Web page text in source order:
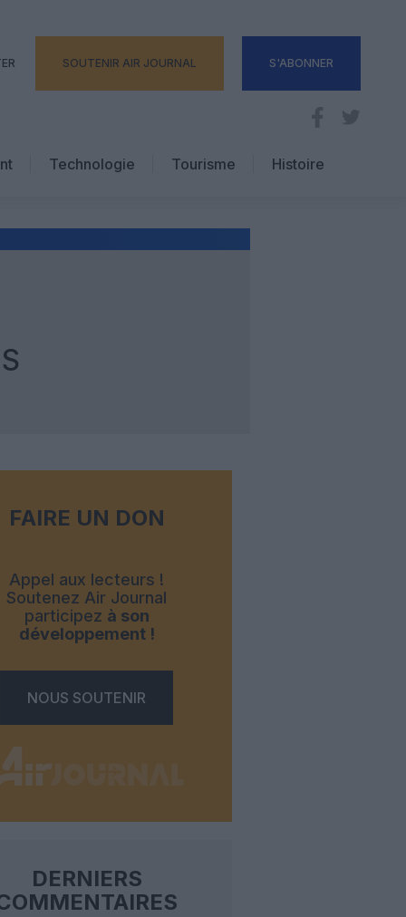
SOUTENIR AIR JOURNAL S'ABONNER
Technologie
Tourisme
Hôtellerie
Histoire
FAIRE UN DON
Appel aux lecteurs !
Soutenez Air Journal
participez à son
développement !
NOUS SOUTENIR
DERNIERS